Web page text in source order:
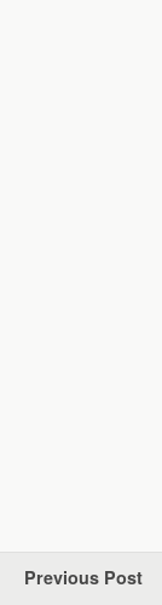
Previous Post